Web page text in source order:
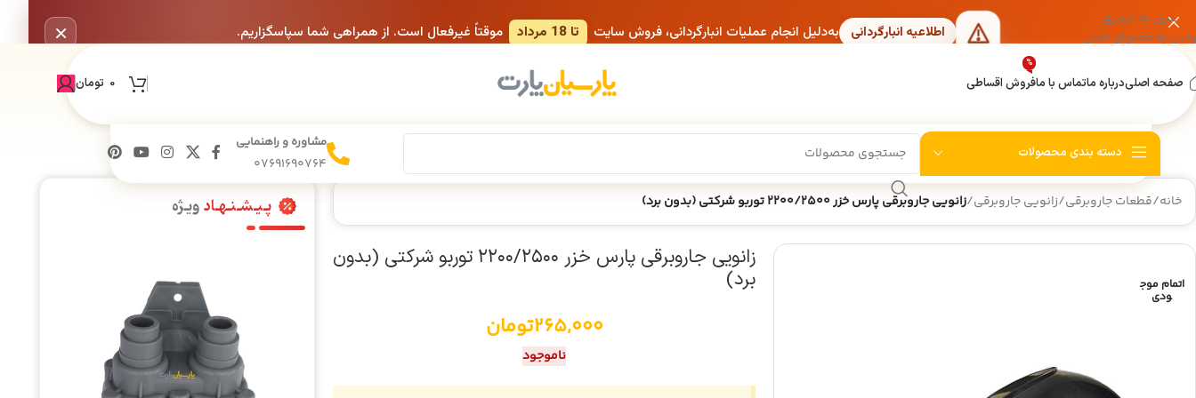
عبور به ناوبری
رفتن به محتوای اصلی
اطلاعیه انبارگردانی به‌دلیل انجام عملیات انبارگردانی، فروش سایت تا 18 مرداد موقتاً غیرفعال است. از همراهی شما سپاسگزاریم. ×
صفحه اصلیدرباره ماتماس با مافروش اقساطی
%
0 تومان
دسته بندی محصولات
مشاوره و راهنمایی
07691690764
خانه/قطعات جاروبرقی/زانویی جاروبرقی/زانویی جاروبرقی پارس خزر ۲۲۰۰/۲۵۰۰ توربو شرکتی (بدون برد)
اتمام موج
ودی
زانویی جاروبرقی پارس خزر ۲۲۰۰/۲۵۰۰ توربو شرکتی (بدون
برد)
265,000تومان
ناموجود
پـیـشـنـهـادویـژه